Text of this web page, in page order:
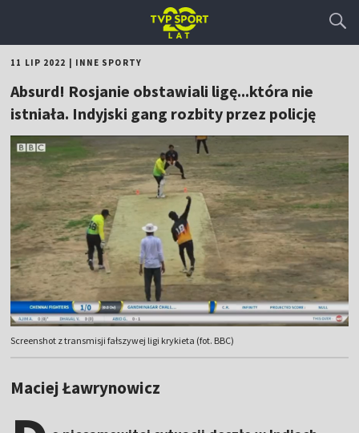
11 LIP 2022 INNE SPORTY
Absurd! Rosjanie obstawiali ligę...która nie
istniała. Indyjski gang rozbity przez policję
Screenshot z transmisji fałszywej ligi krykieta (fot. BBC)
Maciej Ławrynowicz